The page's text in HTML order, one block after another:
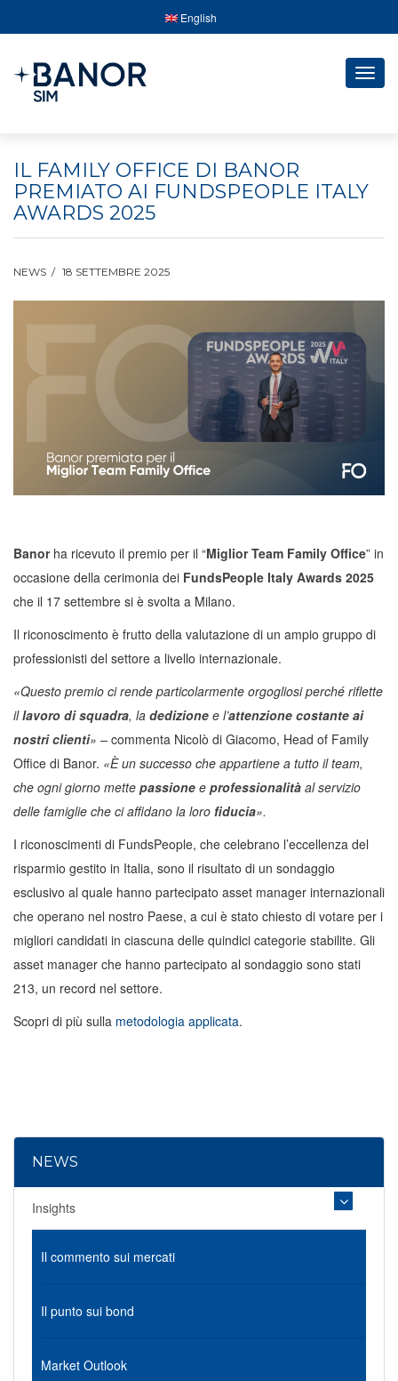
English
IL FAMILY OFFICE DI BANOR
PREMIATO AI FUNDSPEOPLE ITALY
AWARDS 2025
NEWS 18 SETTEMBRE 2025
Banorha ricevuto il premio per il “Miglior Team Family Office” in
occasione della cerimonia dei FundsPeople Italy Awards 2025
che il 17 settembre si è svolta a Milano.
Il riconoscimento è frutto della valutazione di un ampio gruppo di
professionisti del settore a livello internazionale.
«Questo premio ci rende particolarmente orgogliosi perché riflette
illavoro di squadra, la dedizione e l’attenzione costante ai
nostri clienti» – commenta Nicolò di Giacomo, Head of Family
Office di Banor. «È un successo che appartiene a tutto il team,
che ogni giorno mette passione e professionalità al servizio
delle famiglie che ci affidano la loro fiducia».
I riconoscimenti di FundsPeople, che celebrano l’eccellenza del
risparmio gestito in Italia, sono il risultato di un sondaggio
esclusivo al quale hanno partecipato asset manager internazionali
che operano nel nostro Paese, a cui è stato chiesto di votare per i
migliori candidati in ciascuna delle quindici categorie stabilite. Gli
asset manager che hanno partecipato al sondaggio sono stati
213, un record nel settore.
Scopri di più sulla metodologia applicata.
NEWS
Insights
Il commento sui mercati
Il punto sui bond
Market Outlook